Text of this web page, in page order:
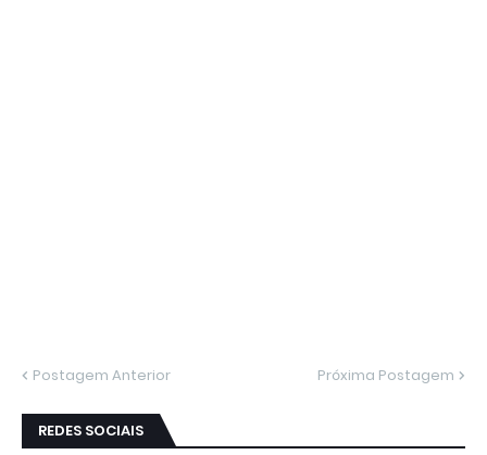
Postagem Anterior Próxima Postagem
REDES SOCIAIS